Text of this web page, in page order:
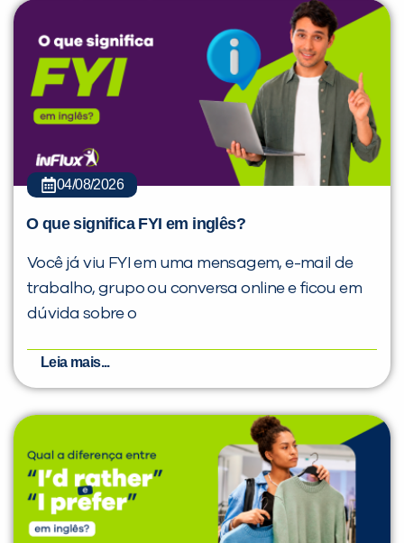
04/08/2026
O que significa FYI em inglês?
Você já viu FYI em uma mensagem, e-mail de
trabalho, grupo ou conversa online e ficou em
dúvida sobre o
Leia mais...